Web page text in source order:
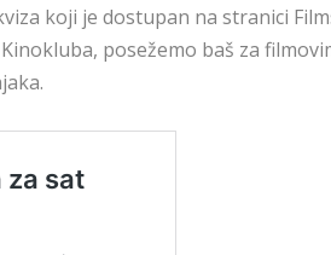
koji je dostupan na stranici
posežemo baš za